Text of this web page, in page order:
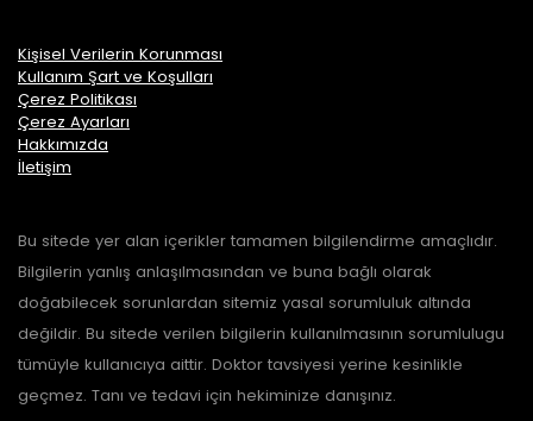
Kişisel Verilerin Korunması
Kullanım Şart ve Koşulları
Çerez Politikası
Çerez Ayarları
Hakkımızda
İletişim
Bu sitede yer alan içerikler tamamen bilgilendirme amaçlıdır.
Bilgilerin yanlış anlaşılmasından ve buna bağlı olarak
doğabilecek sorunlardan sitemiz yasal sorumluluk altında
değildir. Bu sitede verilen bilgilerin kullanılmasının sorumlulugu
tümüyle kullanıcıya aittir. Doktor tavsiyesi yerine kesinlikle
geçmez. Tanı ve tedavi için hekiminize danışınız.